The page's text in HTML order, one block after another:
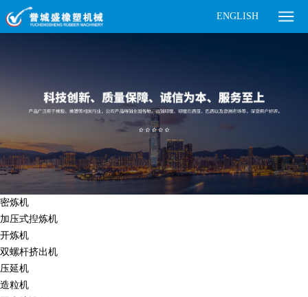
ENGLISH
密炼机
加压式揑炼机
开炼机
双螺杆挤出机
压延机
造粒机